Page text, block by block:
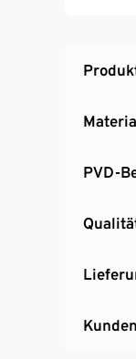
PVD-